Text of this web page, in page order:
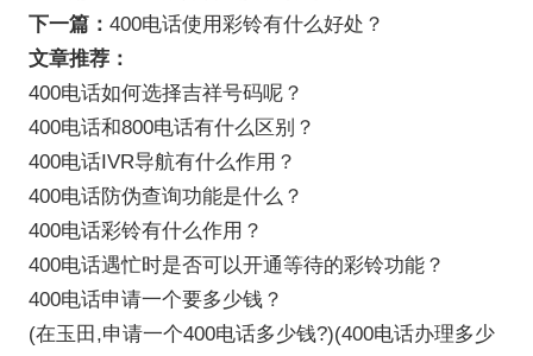
下一篇： 400电话使用彩铃有什么好处？
文章推荐：
400电话如何选择吉祥号码呢？
400电话和800电话有什么区别？
400电话IVR导航有什么作用？
400电话防伪查询功能是什么？
400电话彩铃有什么作用？
400电话遇忙时是否可以开通等待的彩铃功能？
400电话申请一个要多少钱？
(在玉田,申请一个400电话多少钱?)(400电话办理多少